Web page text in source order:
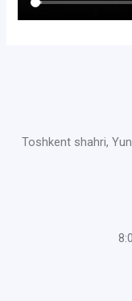
Toshkent shahri,